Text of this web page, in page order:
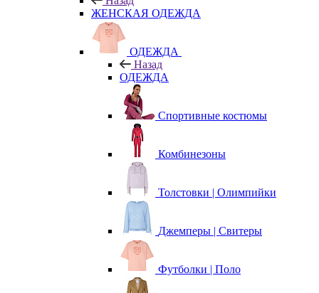
ЖЕНСКАЯ ОДЕЖДА
ОДЕЖДА
Назад
ОДЕЖДА
Спортивные костюмы
Комбинезоны
Толстовки | Олимпийки
Джемперы | Свитеры
Футболки | Поло